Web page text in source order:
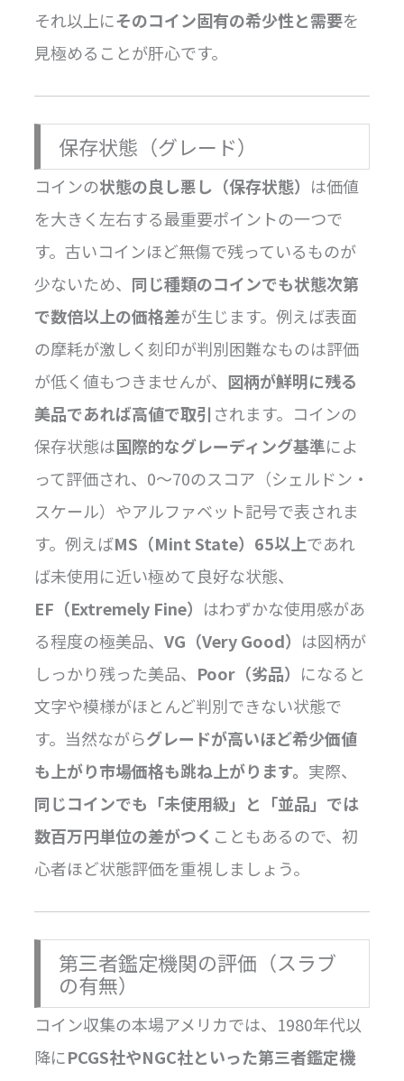
それ以上にそのコイン固有の希少性と需要を
見極めることが肝心です。
保存状態（グレード）
コインの状態の良し悪し（保存状態） は価値
を大きく左右する最重要ポイントの一つで
す。古いコインほど無傷で残っているものが
少ないため、 同じ種類のコインでも状態次第
で数倍以上の価格差が生じます。例えば表面
の摩耗が激しく刻印が判別困難なものは評価
が低く値もつきませんが、 図柄が鮮明に残る
美品であれば高値で取引 されます。コインの
保存状態は国際的なグレーディング基準によ
って評価され、0〜70のスコア（シェルドン・
スケール）やアルファベット記号で表されま
す。例えばMS（Mint State）65以上であれ
ば未使用に近い極めて良好な状態、
EF（Extremely Fine） はわずかな使用感があ
る程度の極美品、VG（Very Good） は図柄が
しっかり残った美品、 Poor（劣品） になると
文字や模様がほとんど判別できない状態で
す。当然ながらグレードが高いほど希少価値
も上がり市場価格も跳ね上がります。 実際、
同じコインでも「未使用級」と「並品」では
数百万円単位の差がつく こともあるので、初
心者ほど状態評価を重視しましょう。
第三者鑑定機関の評価（スラブ
の有無）
コイン収集の本場アメリカでは、1980年代以
降にPCGS社やNGC社といった第三者鑑定機